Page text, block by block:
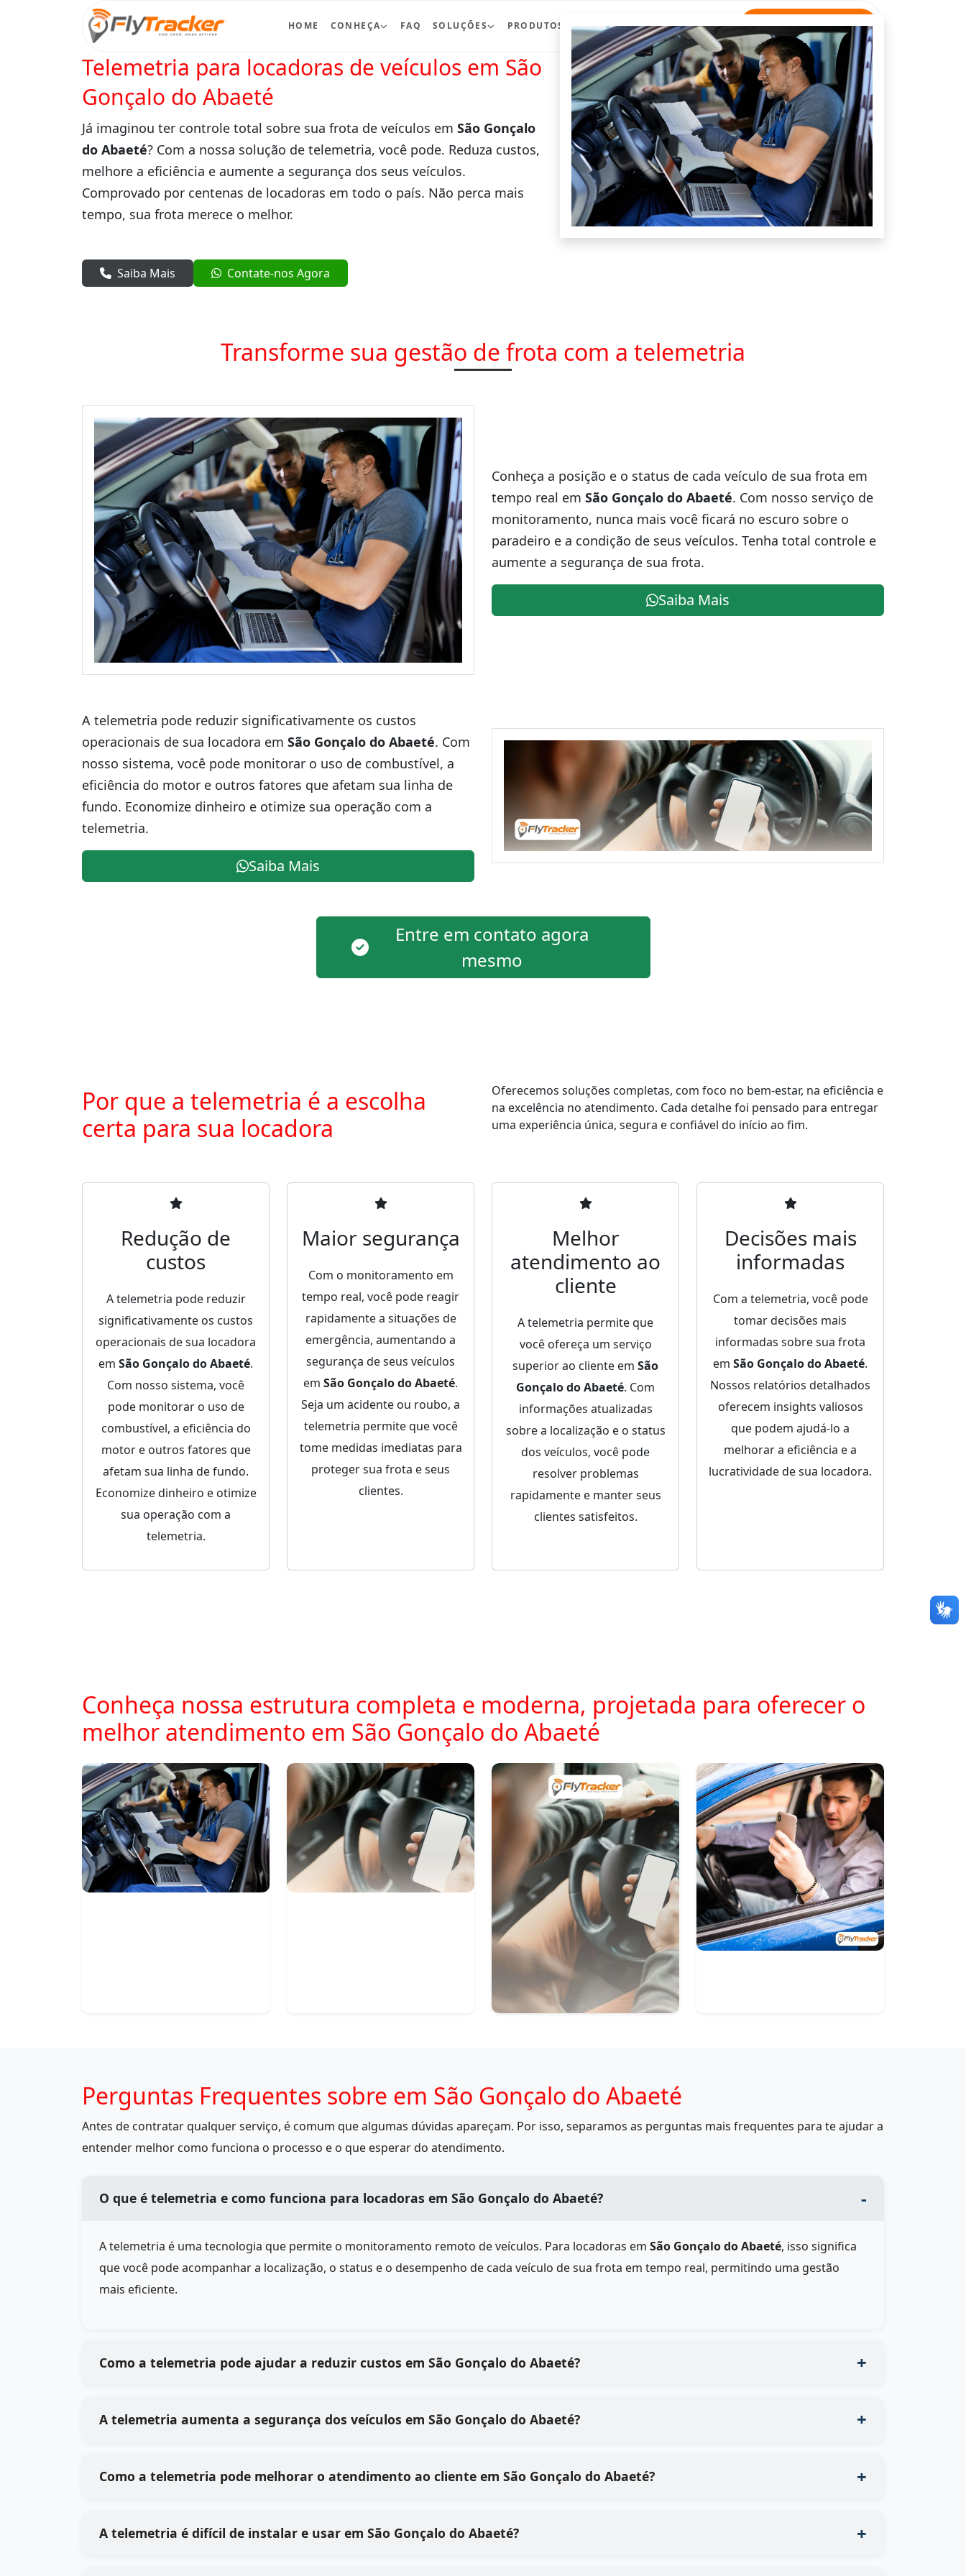
Rastreamento
HOME CONHEÇA FAQ SOLUÇÕES PRODUTOS BLOG CONTATO
Unidade São Gonçalo do Abaeté
Telemetria para locadoras de veículos em São
Gonçalo do Abaeté
Já imaginou ter controle total sobre sua frota de veículos em São Gonçalo
do Abaeté? Com a nossa solução de telemetria, você pode. Reduza custos,
melhore a eficiência e aumente a segurança dos seus veículos.
Comprovado por centenas de locadoras em todo o país. Não perca mais
tempo, sua frota merece o melhor.
Saiba Mais Contate-nos Agora
Transforme sua gestão de frota com a telemetria
Conheça a posição e o status de cada veículo de sua frota em
tempo real em São Gonçalo do Abaeté. Com nosso serviço de
monitoramento, nunca mais você ficará no escuro sobre o
paradeiro e a condição de seus veículos. Tenha total controle e
aumente a segurança de sua frota.
Saiba Mais
A telemetria pode reduzir significativamente os custos
operacionais de sua locadora em São Gonçalo do Abaeté. Com
nosso sistema, você pode monitorar o uso de combustível, a
eficiência do motor e outros fatores que afetam sua linha de
fundo. Economize dinheiro e otimize sua operação com a
telemetria.
Saiba Mais
Entre em contato agora
mesmo
Por que a telemetria é a escolha
certa para sua locadora
Oferecemos soluções completas, com foco no bem-estar, na eficiência e
na excelência no atendimento. Cada detalhe foi pensado para entregar
uma experiência única, segura e confiável do início ao fim.
Redução de
custos
A telemetria pode reduzir
significativamente os custos
operacionais de sua locadora
em São Gonçalo do Abaeté.
Com nosso sistema, você
pode monitorar o uso de
combustível, a eficiência do
motor e outros fatores que
afetam sua linha de fundo.
Economize dinheiro e otimize
sua operação com a
telemetria.
Maior segurança
Com o monitoramento em
tempo real, você pode reagir
rapidamente a situações de
emergência, aumentando a
segurança de seus veículos
em São Gonçalo do Abaeté.
Seja um acidente ou roubo, a
telemetria permite que você
tome medidas imediatas para
proteger sua frota e seus
clientes.
Melhor
atendimento ao
cliente
A telemetria permite que
você ofereça um serviço
superior ao cliente em São
Gonçalo do Abaeté. Com
informações atualizadas
sobre a localização e o status
dos veículos, você pode
resolver problemas
rapidamente e manter seus
clientes satisfeitos.
Decisões mais
informadas
Com a telemetria, você pode
tomar decisões mais
informadas sobre sua frota
em São Gonçalo do Abaeté.
Nossos relatórios detalhados
oferecem insights valiosos
que podem ajudá-lo a
melhorar a eficiência e a
lucratividade de sua locadora.
Conheça nossa estrutura completa e moderna, projetada para oferecer o
melhor atendimento em São Gonçalo do Abaeté
Perguntas Frequentes sobre em São Gonçalo do Abaeté
Antes de contratar qualquer serviço, é comum que algumas dúvidas apareçam. Por isso, separamos as perguntas mais frequentes para te ajudar a
entender melhor como funciona o processo e o que esperar do atendimento.
O que é telemetria e como funciona para locadoras em São Gonçalo do Abaeté?
A telemetria é uma tecnologia que permite o monitoramento remoto de veículos. Para locadoras em São Gonçalo do Abaeté, isso significa
que você pode acompanhar a localização, o status e o desempenho de cada veículo de sua frota em tempo real, permitindo uma gestão
mais eficiente.
Como a telemetria pode ajudar a reduzir custos em São Gonçalo do Abaeté?
A telemetria aumenta a segurança dos veículos em São Gonçalo do Abaeté?
Como a telemetria pode melhorar o atendimento ao cliente em São Gonçalo do Abaeté?
A telemetria é difícil de instalar e usar em São Gonçalo do Abaeté?